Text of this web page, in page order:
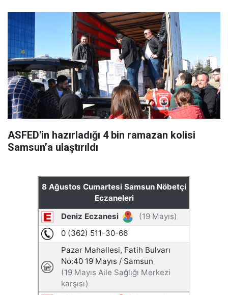
ASFED'in hazırladığı 4 bin ramazan kolisi
Samsun’a ulaştırıldı